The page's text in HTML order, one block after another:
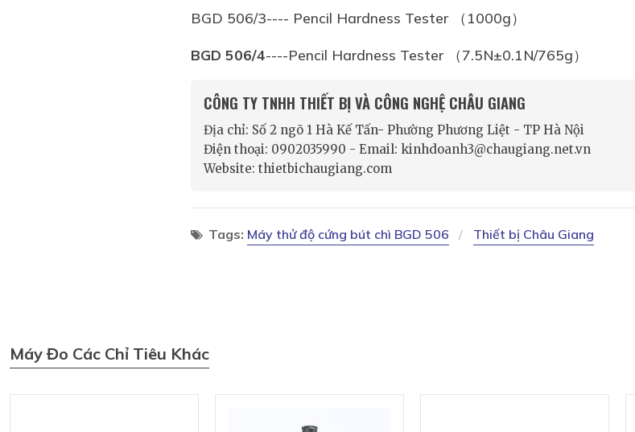
BGD 506/3---- Pencil Hardness Tester （1000g）
BGD 506/4----Pencil Hardness Tester （7.5N±0.1N/765g）
CÔNG TY TNHH THIẾT BỊ VÀ CÔNG NGHỆ CHÂU GIANG
Địa chỉ: Số 2 ngõ 1 Hà Kế Tấn- Phường Phương Liệt - TP Hà Nội
Điện thoại: 0902035990 - Email: kinhdoanh3@chaugiang.net.vn
Website: thietbichaugiang.com
Tags: Máy thử độ cứng bút chì BGD 506 Thiết bị Châu Giang
Máy Đo Các Chỉ Tiêu Khác